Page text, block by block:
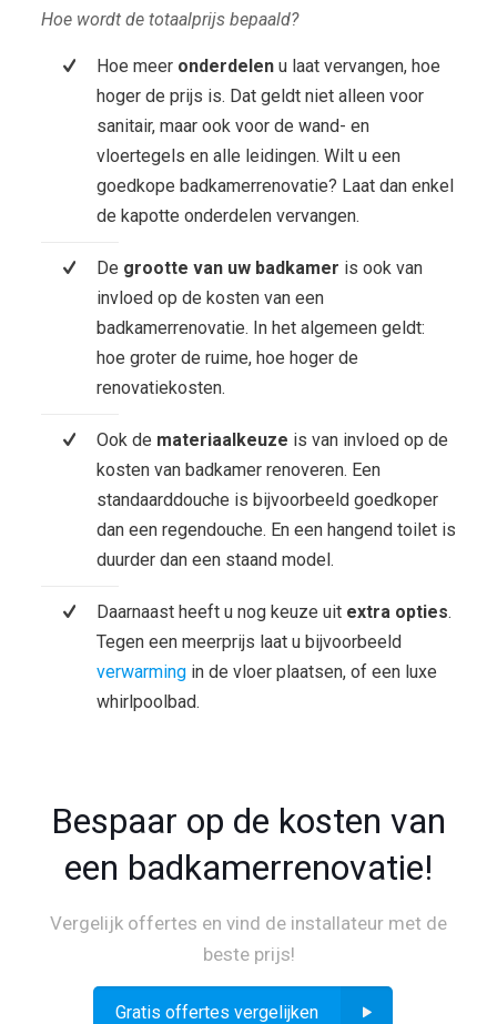
Hoe wordt de totaalprijs bepaald?
Hoe meer onderdelenu laat vervangen, hoe
hoger de prijs is. Dat geldt niet alleen voor
sanitair, maar ook voor de wand- en
vloertegels en alle leidingen. Wilt u een
goedkope badkamerrenovatie? Laat dan enkel
de kapotte onderdelen vervangen.
De grootte van uw badkamer is ook van
invloed op de kosten van een
badkamerrenovatie. In het algemeen geldt:
hoe groter de ruime, hoe hoger de
renovatiekosten.
Ook de materiaalkeuze is van invloed op de
kosten van badkamer renoveren. Een
standaarddouche is bijvoorbeeld goedkoper
dan een regendouche. En een hangend toilet is
duurder dan een staand model.
Daarnaast heeft u nog keuze uit extra opties.
Tegen een meerprijs laat u bijvoorbeeld
verwarmingin de vloer plaatsen, of een luxe
whirlpoolbad.
Bespaar op de kosten van
een badkamerrenovatie!
Vergelijk offertes en vind de installateur met de
beste prijs!
Gratis offertes vergelijken